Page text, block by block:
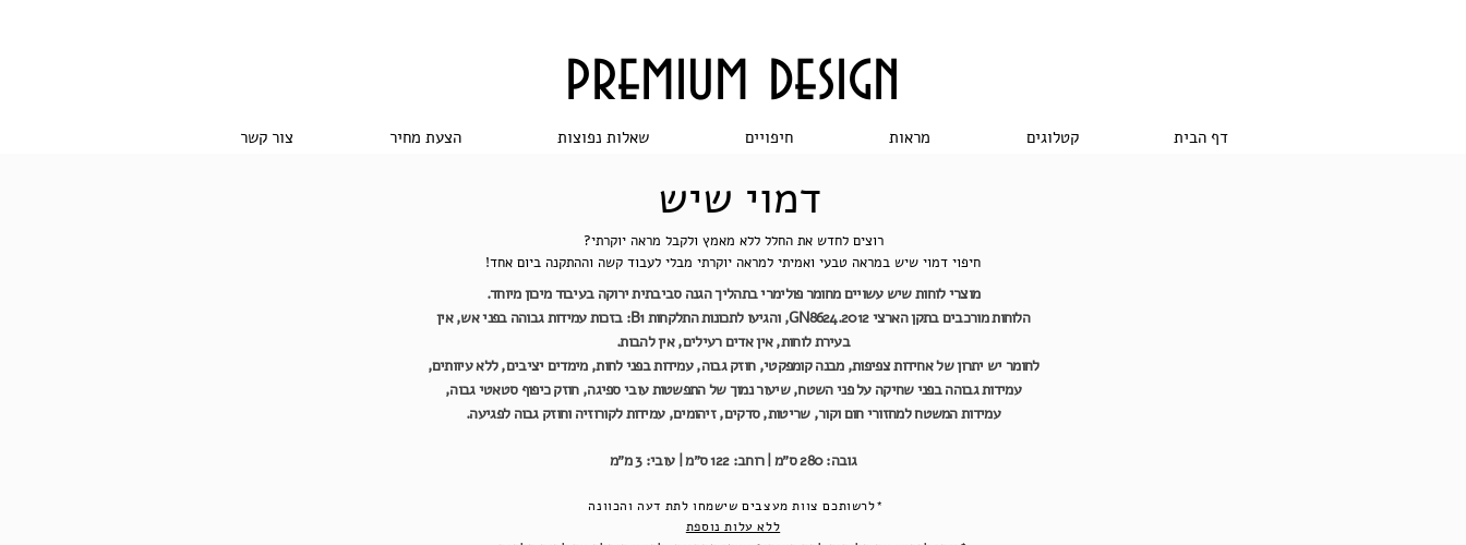
premium design
צור קשר הצעת מחיר שאלות נפוצות חיפויים מראות קטלוגים דף הבית
דמוי שיש
רוצים לחדש את החלל ללא מאמץ ולקבל מראה יוקרתי?
חיפוי דמוי שיש במראה טבעי ואמיתי למראה יוקרתי מבלי לעבוד קשה וההתקנה ביום אחד!
מוצרי לוחות שיש עשויים מחומר פולימרי בתהליך הגנה סביבתית ירוקה בעיבוד מיכון מיוחד.
הלוחות מורכבים בתקן הארצי GN8624.2012, והגיעו לתכונות התלקחות B1: בזכות עמידות גבוהה בפני אש, אין
בעירת לוחות, אין אדים רעילים, אין להבות.
לחומר יש יתרון של אחידות צפיפות, מבנה קומפקטי, חוזק גבוה, עמידות בפני לחות, מימדים יציבים, ללא עיוותים,
עמידות גבוהה בפני שחיקה על פני השטח, שיעור נמוך של התפשטות עובי ספיגה,חוזק כיפוף סטאטי גבוה,
עמידות המשטח למחזורי חום וקור, שריטות, סדקים, זיהומים, עמידות לקורוזיהוחוזק גבוה לפגיעה.
גובה: 280 ס״מ | רוחב: 122 ס״מ | עובי: 3 מ״מ
*לרשותכם צוות מעצבים שישמחו לתת דעה והכוונה
ללא עלות נוספת